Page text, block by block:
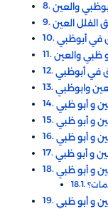
والعين
الفلل العين
في أبوظبي
ظبي والعين
في أبوظبي
وابوظبي